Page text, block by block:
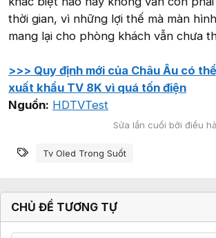
thời gian, vì những lợi thế mà màn
mang lại cho phòng khách vẫn chưa
>>> Quy định mới của Châu Âu có
xuất khẩu TV 8K vì quá tốn điện
Nguồn: HDTVTest
Sửa lần cuối bởi điều
Từ khóa
Tv Oled Trong Suốt
CHỦ ĐỀ TƯƠNG TỰ